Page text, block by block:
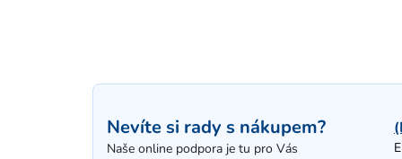
Nevíte si rady s nákupem?
Naše online podpora je tu pro Vás